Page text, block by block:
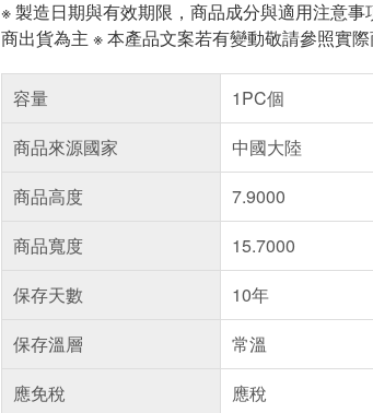
※ 製造日期與有效期限，商品成分與適用注意
商出貨為主 ※ 本產品文案若有變動敬請參照實
容量
1PC個
商品來源國家
中國大陸
商品高度
7.9000
商品寬度
15.7000
保存天數
10年
保存溫層
常溫
應免稅
應稅